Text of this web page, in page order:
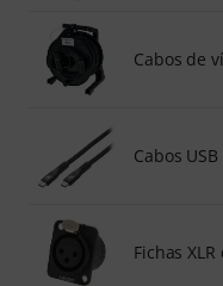
Cabos de
Cabos USB
Fichas